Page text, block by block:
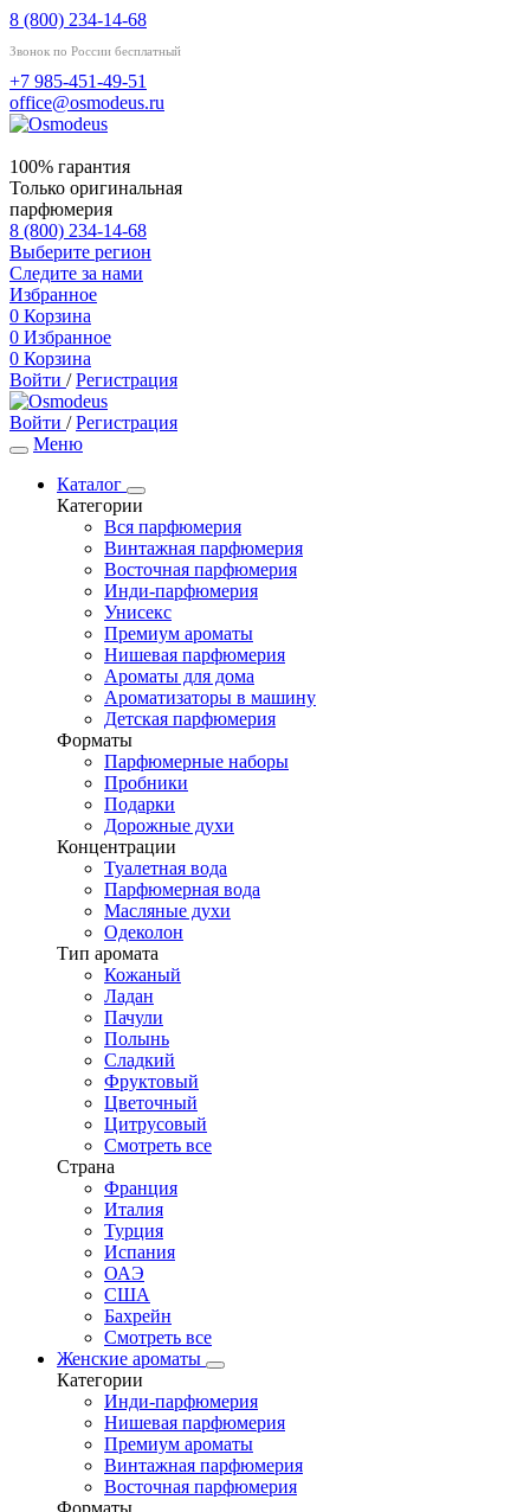
8 (800) 234-14-68
Звонок по России бесплатный
+7 985-451-49-51
office@osmodeus.ru
100% гарантия
Только оригинальная
парфюмерия
8 (800) 234-14-68
Выберите регион
Следите за нами
Избранное
0 Корзина
0 Избранное
0 Корзина
Войти / Регистрация
Войти / Регистрация
Меню
Каталог
Категории
Вся парфюмерия
Винтажная парфюмерия
Восточная парфюмерия
Инди-парфюмерия
Унисекс
Премиум ароматы
Нишевая парфюмерия
Ароматы для дома
Ароматизаторы в машину
Детская парфюмерия
Форматы
Парфюмерные наборы
Пробники
Подарки
Дорожные духи
Концентрации
Туалетная вода
Парфюмерная вода
Масляные духи
Одеколон
Тип аромата
Кожаный
Ладан
Пачули
Полынь
Сладкий
Фруктовый
Цветочный
Цитрусовый
Смотреть все
Страна
Франция
Италия
Турция
Испания
ОАЭ
США
Бахрейн
Смотреть все
Женские ароматы
Категории
Инди-парфюмерия
Нишевая парфюмерия
Премиум ароматы
Винтажная парфюмерия
Восточная парфюмерия
Форматы